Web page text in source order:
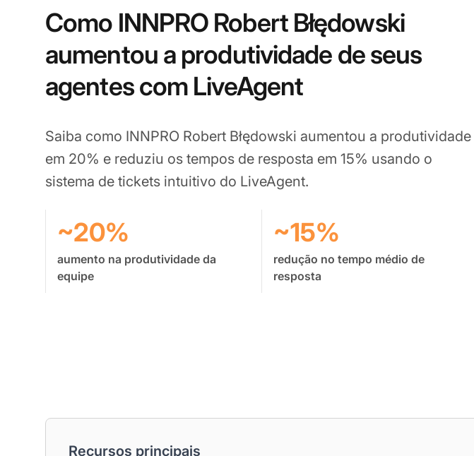
Como INNPRO Robert Błędowski
aumentou a produtividade de seus
agentes com LiveAgent
Saiba como INNPRO Robert Błędowski aumentou a produtividade
em 20% e reduziu os tempos de resposta em 15% usando o
sistema de tickets intuitivo do LiveAgent.
~20%
aumento na produtividade da
equipe
~15%
redução no tempo médio de
resposta
Recursos principais